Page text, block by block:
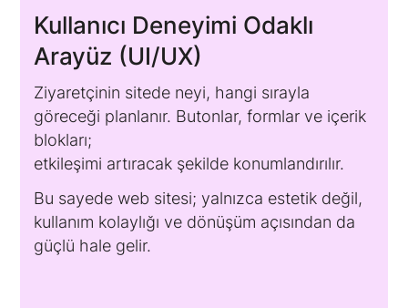
Kullanıcı Deneyimi Odaklı
Arayüz (UI/UX)
Ziyaretçinin sitede neyi, hangi sırayla
göreceği planlanır. Butonlar, formlar ve içerik
blokları;
etkileşimi artıracak şekilde konumlandırılır.
Bu sayede web sitesi; yalnızca estetik değil,
kullanım kolaylığı ve dönüşüm açısından da
güçlü hale gelir.